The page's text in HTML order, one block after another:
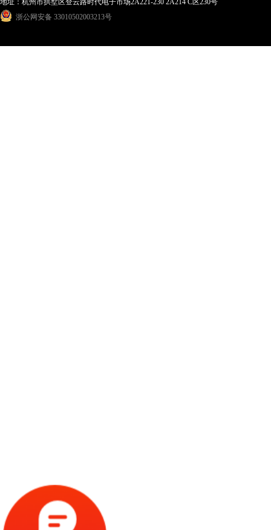
地址：杭州市拱墅区登云路时代电子市场2A221-230 2A214 C区230号
浙公网安备 33010502003213号